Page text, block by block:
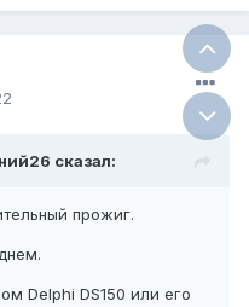
сказал:
прожиг.
Delphi DS150 или его